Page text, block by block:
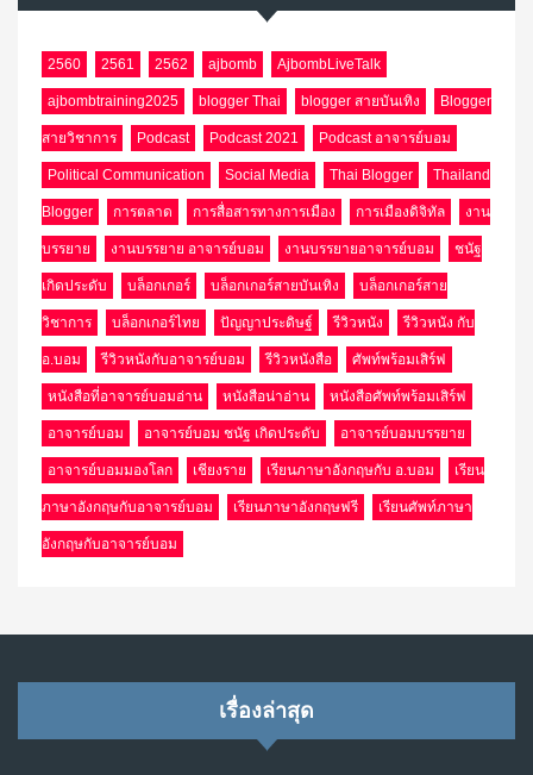
2560 2561 2562 ajbomb AjbombLiveTalk
ajbombtraining2025 blogger Thai blogger สายบันเทิง Blogger
สายวิชาการ Podcast Podcast 2021 Podcast อาจารย์บอม
Political Communication Social Media Thai Blogger Thailand
Blogger การตลาด การสื่อสารทางการเมือง การเมืองดิจิทัล งาน
บรรยาย งานบรรยาย อาจารย์บอม งานบรรยายอาจารย์บอม ชนัฐ
เกิดประดับ บล็อกเกอร์ บล็อกเกอร์สายบันเทิง บล็อกเกอร์สาย
วิชาการ บล็อกเกอร์ไทย ปัญญาประดิษฐ์ รีวิวหนัง รีวิวหนัง กับ
อ.บอม รีวิวหนังกับอาจารย์บอม รีวิวหนังสือ ศัพท์พร้อมเสิร์ฟ
หนังสือที่อาจารย์บอมอ่าน หนังสือน่าอ่าน หนังสือศัพท์พร้อมเสิร์ฟ
อาจารย์บอม อาจารย์บอม ชนัฐ เกิดประดับ อาจารย์บอมบรรยาย
อาจารย์บอมมองโลก เชียงราย เรียนภาษาอังกฤษกับ อ.บอม เรียน
ภาษาอังกฤษกับอาจารย์บอม เรียนภาษาอังกฤษฟรี เรียนศัพท์ภาษา
อังกฤษกับอาจารย์บอม
เรื่องล่าสุด